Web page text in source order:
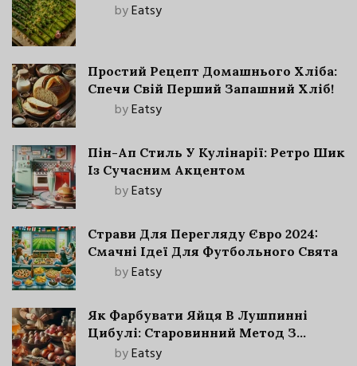
byEatsy
Простий Рецепт Домашнього Хліба:
Спечи Свій Перший Запашний Хліб!
byEatsy
Пін-Ап Стиль У Кулінарії: Ретро Шик
Із Сучасним Акцентом
byEatsy
Страви Для Перегляду Євро 2024:
Смачні Ідеї Для Футбольного Свята
byEatsy
Як Фарбувати Яйця В Лушпинні
Цибулі: Старовинний Метод З
Сучасними Нюансами
byEatsy